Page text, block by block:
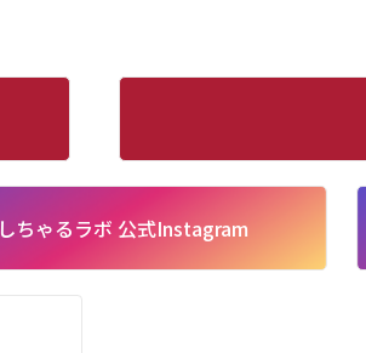
しちゃるラボ 公式Instagram